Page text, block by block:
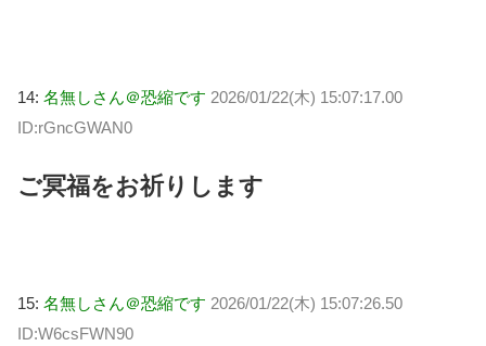
14: 名無しさん＠恐縮です 2026/01/22(木) 15:07:17.00
ID:rGncGWAN0
ご冥福をお祈りします
15: 名無しさん＠恐縮です 2026/01/22(木) 15:07:26.50
ID:W6csFWN90